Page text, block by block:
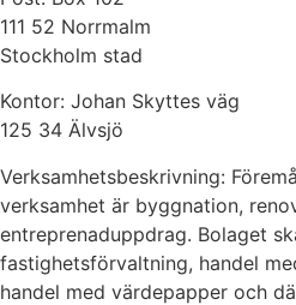
111 52 Norrmalm
Stockholm stad
Kontor: Johan Skyttes väg
125 34 Älvsjö
Verksamhetsbeskrivning:
verksamhet är byggnation,
entreprenaduppdrag. Bolaget
fastighetsförvaltning, handel
handel med värdepapper och